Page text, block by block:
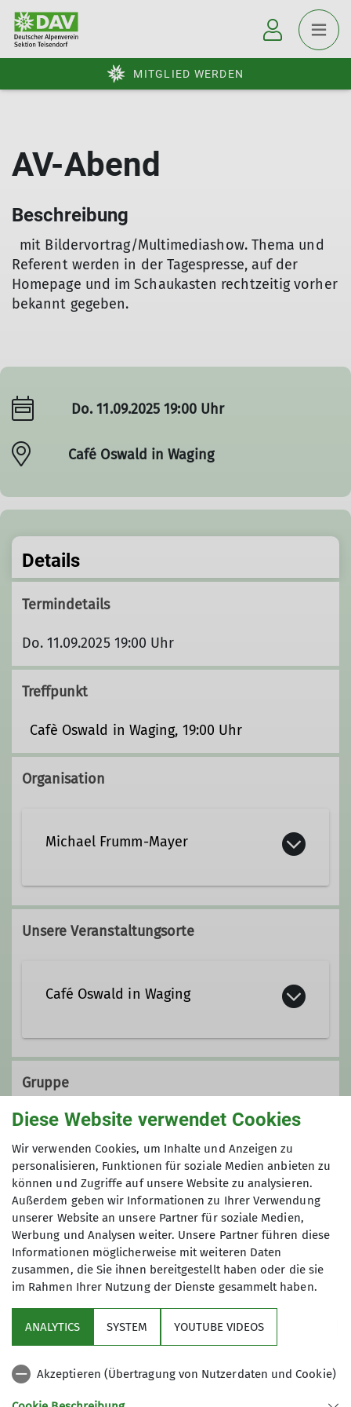
MITGLIED WERDEN
AV-Abend
Beschreibung
mit Bildervortrag/Multimediashow. Thema und
Referent werden in der Tagespresse, auf der
Homepage und im Schaukasten rechtzeitig vorher
bekannt gegeben.
Do. 11.09.2025 19:00 Uhr
Café Oswald in Waging
Details
Termindetails
Do. 11.09.2025 19:00 Uhr
Treffpunkt
Cafè Oswald in Waging, 19:00 Uhr
Organisation
Michael Frumm-Mayer
+49 8681 1824
+49 151 51621764
teisendorf.de
Qualifikationen
Ämter
Beisitzer*in Vorstandschaft Ortsgruppe
Waging
Unsere Veranstaltungsorte
Café Oswald in Waging
Seestraße 2
Gruppe
Ortsgruppe Waging
wichtige Infos
Partner
Diese Website verwendet Cookies
Wir verwenden Cookies, um Inhalte und Anzeigen zu
personalisieren, Funktionen für soziale Medien anbieten zu
können und Zugriffe auf unsere Website zu analysieren.
Außerdem geben wir Informationen zu Ihrer Verwendung
unserer Website an unsere Partner für soziale Medien,
Werbung und Analysen weiter. Unsere Partner führen diese
Informationen möglicherweise mit weiteren Daten
zusammen, die Sie ihnen bereitgestellt haben oder die sie
im Rahmen Ihrer Nutzung der Dienste gesammelt haben.
ANALYTICS SYSTEM YOUTUBE VIDEOS
Akzeptieren (Übertragung von Nutzerdaten und Cookie)